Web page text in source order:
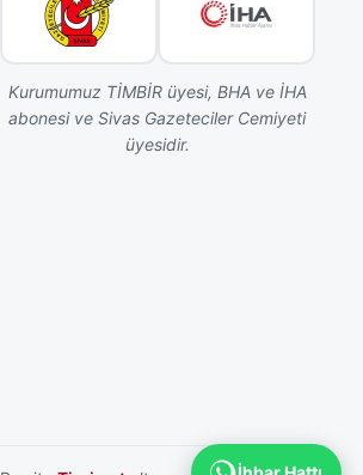
Kurumumuz TİMBİR üyesi, BHA ve İHA
abonesi ve Sivas Gazeteciler Cemiyeti
üyesidir.